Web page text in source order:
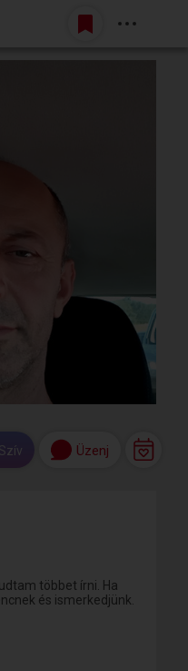
Belépés
Üzenj
többet írni. Ha
és ismerkedjünk.